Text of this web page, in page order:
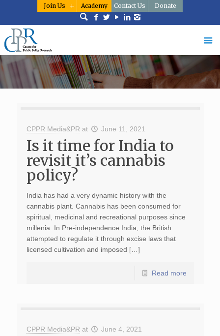
Join Us Academy Contact Us Donate
CPPR Media&PR at June 11, 2021
Is it time for India to
revisit it’s cannabis
policy?
India has had a very dynamic history with the
cannabis plant. Cannabis has been consumed for
spiritual, medicinal and recreational purposes since
millenia. In Pre-independence India, the British
attempted to regulate it through excise laws that
licensed cultivation and imposed […]
Read more
CPPR Media&PR at June 4, 2021